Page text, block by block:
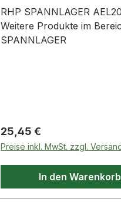
RHP SPANNLAGER
Weitere Produkte im
SPANNLAGER
Regulärer Preis:
25,45 €
Preise inkl. MwSt. zzgl.
In den Warenkorb